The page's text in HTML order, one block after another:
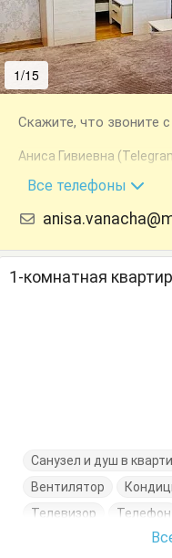
1/15
Скажите, что звоните
Аниса Гивиевна
+7 (940) 992-
Все телефоны
1-комнатная
Санузел и душ в
Вентилятор
Телевизор
Телефон